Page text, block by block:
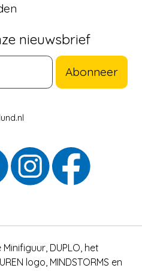
nieuwsbrief
Abonneer
DUPLO, het
logo, MINDSTORMS en